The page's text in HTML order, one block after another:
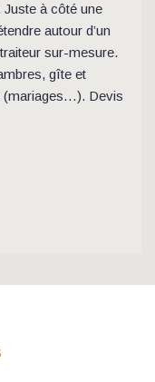
à côté une
autour d’un
sur-mesure.
gîte et
(mariages…). Devis